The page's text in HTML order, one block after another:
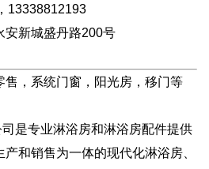
13338812193
安新城盛丹路200号
售，系统门窗，阳光房，移门等
是专业淋浴房和淋浴房配件提供
和销售为一体的现代化淋浴房、